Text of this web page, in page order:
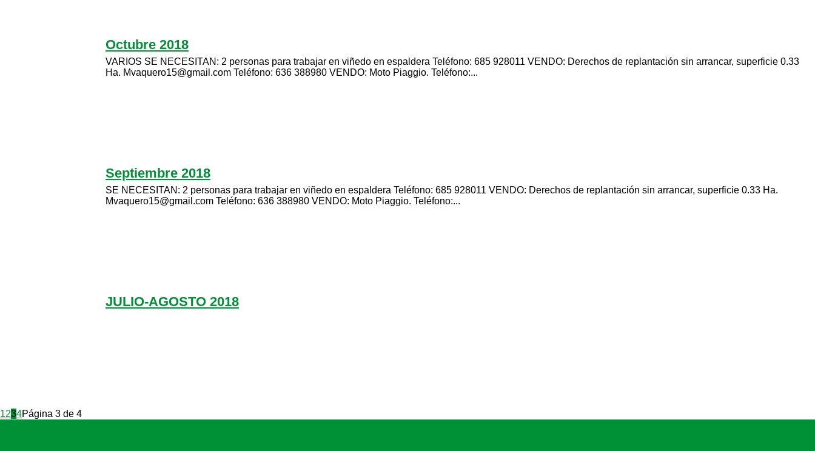
Octubre 2018
VARIOS SE NECESITAN: 2 personas para trabajar en viñedo en espaldera Teléfono: 685 928011 VENDO: Derechos de replantación sin arrancar, superficie 0.33
Ha. Mvaquero15@gmail.com Teléfono: 636 388980 VENDO: Moto Piaggio. Teléfono:...
Septiembre 2018
SE NECESITAN: 2 personas para trabajar en viñedo en espaldera Teléfono: 685 928011 VENDO: Derechos de replantación sin arrancar, superficie 0.33 Ha.
Mvaquero15@gmail.com Teléfono: 636 388980 VENDO: Moto Piaggio. Teléfono:...
JULIO-AGOSTO 2018
1234Página 3 de 4